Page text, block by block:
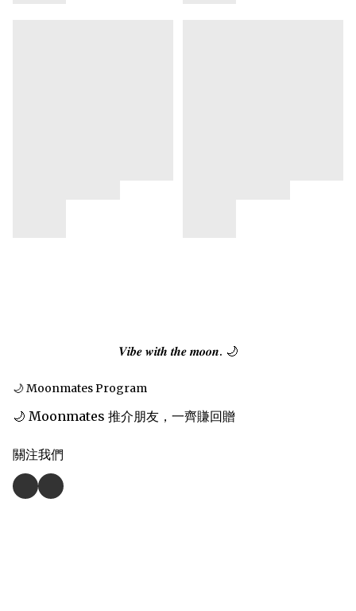
𝑽𝒊𝒃𝒆 𝒘𝒊𝒕𝒉 𝒕𝒉𝒆 𝒎𝒐𝒐𝒏. 🌙
🌙 Moonmates Program
🌙 Moonmates 推介朋友，一齊賺回贈
關注我們